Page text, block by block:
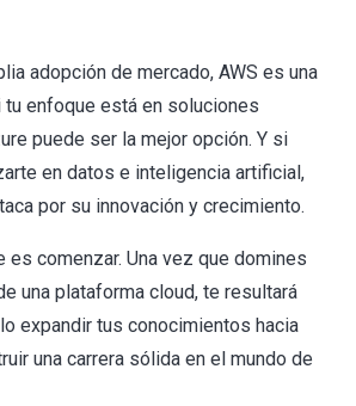
adopción de mercado, AWS es una
tu enfoque está en soluciones
puede ser la mejor opción. Y si
en datos e inteligencia artificial,
por su innovación y crecimiento.
es comenzar. Una vez que domines
una plataforma cloud, te resultará
expandir tus conocimientos hacia
una carrera sólida en el mundo de